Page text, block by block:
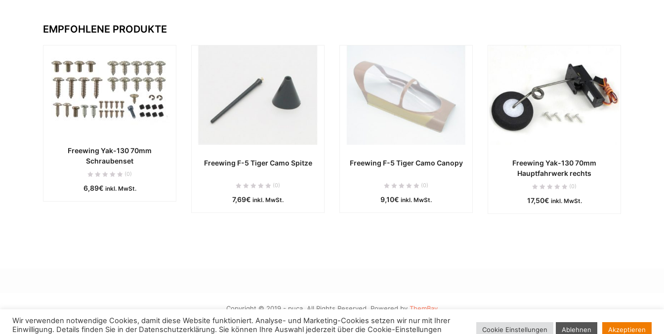
EMPFOHLENE PRODUKTE
Freewing Yak-130 70mm
Schraubenset
(0)
6,89€ inkl. MwSt.
ca. 0 Werktage
IN DEN WARENKORB
Freewing F-5 Tiger Camo Spitze
(0)
7,69€ inkl. MwSt.
ca. 0 Werktage
IN DEN WARENKORB
Freewing F-5 Tiger Camo Canopy
(0)
9,10€ inkl. MwSt.
ca. 0 Werktage
IN DEN WARENKORB
Freewing Yak-130 70mm
Hauptfahrwerk rechts
(0)
17,50€ inkl. MwSt.
ca. 0 Werktage
IN DEN WARENKORB
Copyright © 2019 - puca. All Rights Reserved. Powered by ThemBay
Wir verwenden notwendige Cookies, damit diese Website funktioniert. Analyse- und Marketing-Cookies setzen wir nur mit Ihrer
Einwilligung. Details finden Sie in der Datenschutzerklärung. Sie können Ihre Auswahl jederzeit über die Cookie-Einstellungen Cookie Einstellungen Ablehnen Akzeptieren